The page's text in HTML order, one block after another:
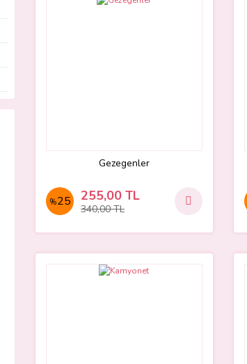
Gezegenler
%25 255,00 TL
340,00 TL